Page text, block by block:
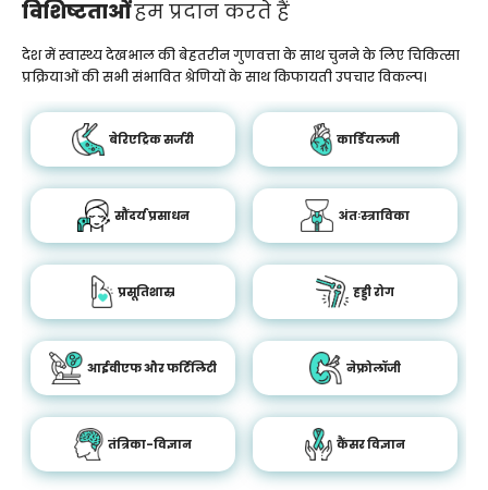
विशिष्टताओंहम प्रदान करते हैं
देश में स्वास्थ्य देखभाल की बेहतरीन गुणवत्ता के साथ चुनने के लिए चिकित्सा
प्रक्रियाओं की सभी संभावित श्रेणियों के साथ किफायती उपचार विकल्प।
बेरिएट्रिक सर्जरी कार्डियलजी
सौंदर्य प्रसाधन अंतःस्त्राविका
प्रसूतिशास्र हड्डी रोग
आईवीएफ और फर्टिलिटी नेफ्रोलॉजी
तंत्रिका-विज्ञान कैंसर विज्ञान